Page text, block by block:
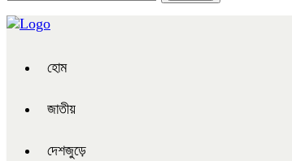
হোম
জাতীয়
দেশজুড়ে